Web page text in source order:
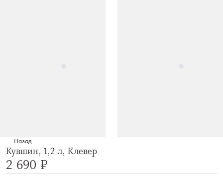
Назад
Кувшин, 1,2 л, Клевер
2 690 ₽